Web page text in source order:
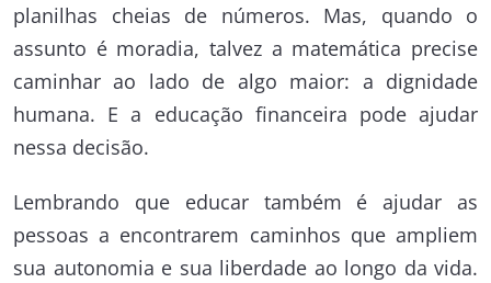
planilhas cheias de números. Mas, quando o
assunto é moradia, talvez a matemática precise
caminhar ao lado de algo maior: a dignidade
humana. E a educação financeira pode ajudar
nessa decisão.
Lembrando que educar também é ajudar as
pessoas a encontrarem caminhos que ampliem
sua autonomia e sua liberdade ao longo da vida.